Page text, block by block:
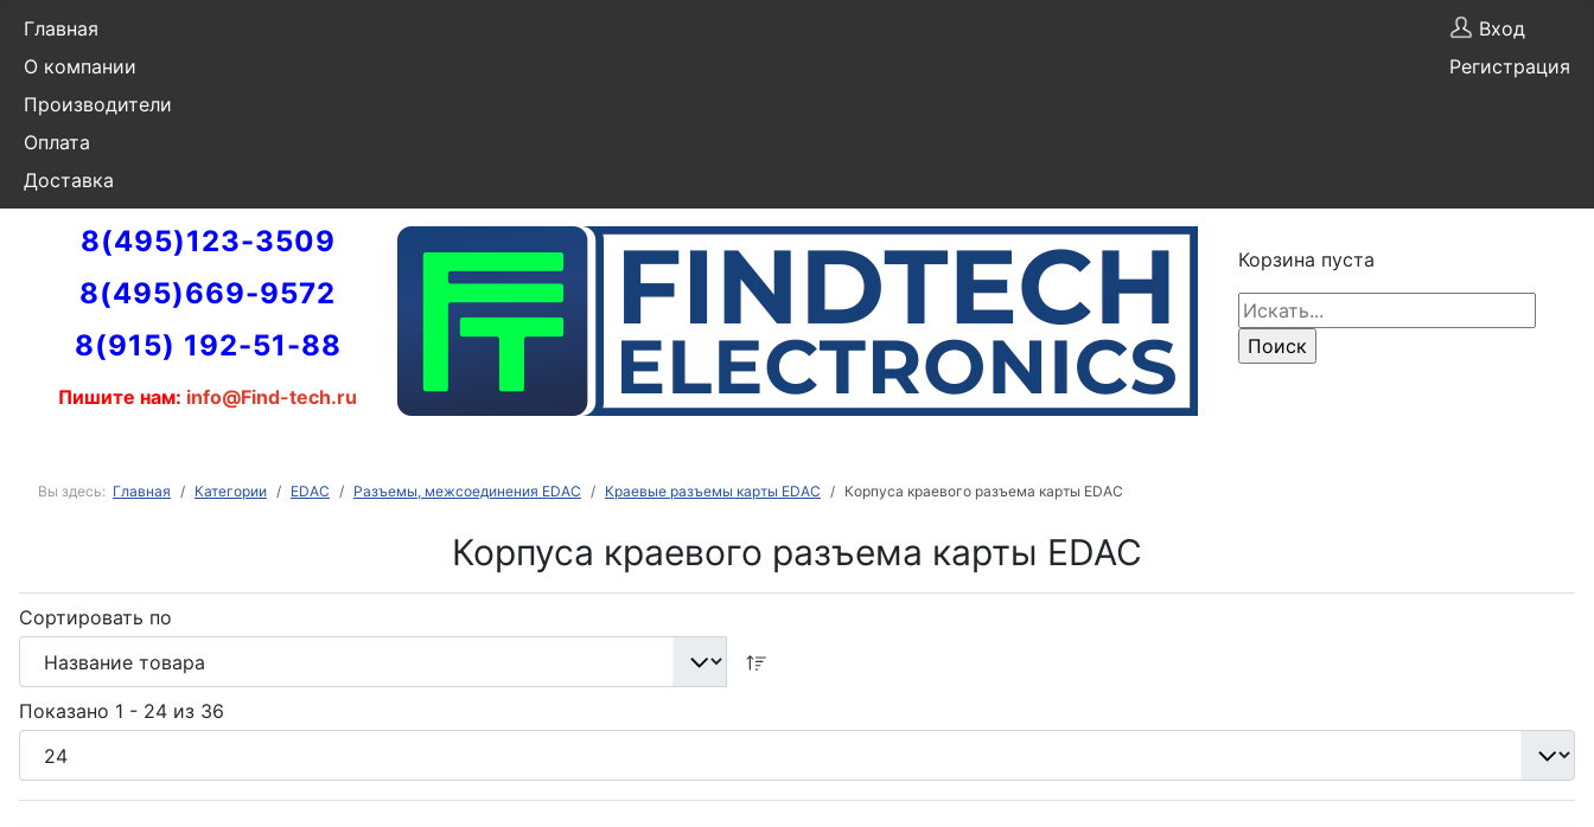
Главная
О компании
Производители
Оплата
Доставка
Вход
Регистрация
8(495)123-3509
8(495)669-9572
8(915) 192-51-88
Пишите нам: info@Find-tech.ru
Корзина пуста
Вы здесь: Главная Категории EDAC Разъемы, межсоединения EDAC Краевые разъемы карты EDAC Корпуса краевого разъема карты EDAC
Корпуса краевого разъема карты EDAC
Сортировать по
Показано 1 - 24 из 36